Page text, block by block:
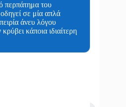
περπάτημα του
σε μία απλά
άνευ λόγου
κάποια ιδιαίτερη